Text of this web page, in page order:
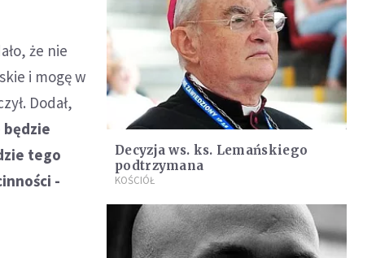
że nie
i mogę w
Dodał,
będzie
tego
-
Decyzja ws. ks. Lemańskiego
podtrzymana
KOŚCIÓŁ